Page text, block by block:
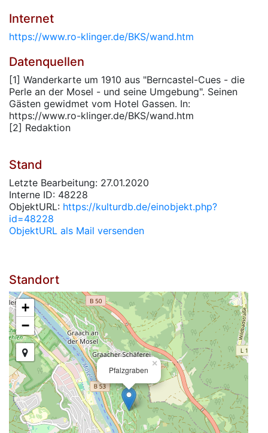
Internet
https://www.ro-klinger.de/BKS/wand.htm
Datenquellen
[1] Wanderkarte um 1910 aus "Berncastel-Cues - die
Perle an der Mosel - und seine Umgebung". Seinen
Gästen gewidmet vom Hotel Gassen. In:
https://www.ro-klinger.de/BKS/wand.htm
[2] Redaktion
Stand
Letzte Bearbeitung: 27.01.2020
Interne ID: 48228
ObjektURL: https://kulturdb.de/einobjekt.php?
id=48228
ObjektURL als Mail versenden
Standort
Pfalzgraben
×
+
−